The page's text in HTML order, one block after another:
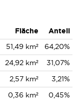
Fläche
Anteil
51,49 km²
64,20%
24,92 km²
31,07%
2,57 km²
3,21%
0,36 km² 0,45%